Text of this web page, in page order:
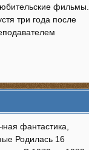
фильмы.
три года после
фантастика,
Родилась 16